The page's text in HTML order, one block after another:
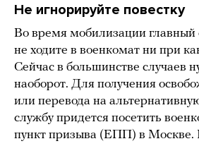
Не игнорируйте повестку
Во время мобилизации главный
не ходите в военкомат ни при
Сейчас в большинстве случаев
наоборот. Для получения
или перевода на
службу придется посетить
пункт призыва (ЕПП) в Москве.